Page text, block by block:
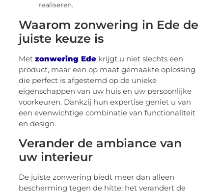
realiseren.
Waarom zonwering in Ede de
juiste keuze is
Metzonwering Ede krijgt u niet slechts een
product, maar een op maat gemaakte oplossing
die perfect is afgestemd op de unieke
eigenschappen van uw huis en uw persoonlijke
voorkeuren. Dankzij hun expertise geniet u van
een evenwichtige combinatie van functionaliteit
en design.
Verander de ambiance van
uw interieur
De juiste zonwering biedt meer dan alleen
bescherming tegen de hitte; het verandert de